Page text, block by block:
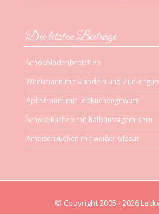
Die letzten Beiträge
Schokoladenbrötchen
Weckmann mit Mandeln und
Apfeltraum mit Lebkuchengewürz
Schokokuchen mit halbflüssigem Kern
Ameisenkuchen mit weißer Glasur
© Copyright 2005 - 2026